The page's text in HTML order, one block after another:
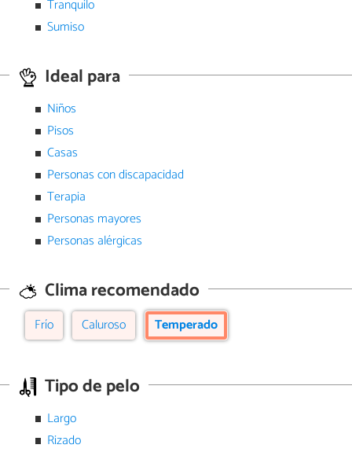
Tranquilo
Sumiso
Ideal para
Niños
Pisos
Casas
Personas con discapacidad
Terapia
Personas mayores
Personas alérgicas
Clima recomendado
Frío Caluroso Temperado
Tipo de pelo
Largo
Rizado